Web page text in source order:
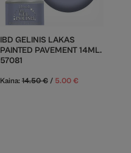
IBD GELINIS LAKAS
PAINTED PAVEMENT 14ML.
57081
Kaina:14.50€ / 5.00 €